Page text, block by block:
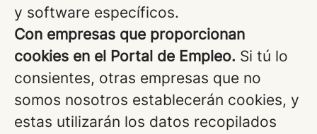
y software específicos.
Con empresas que proporcionan
cookies en el Portal de Empleo. Si tú lo
consientes, otras empresas que no
somos nosotros establecerán cookies, y
estas utilizarán los datos recopilados